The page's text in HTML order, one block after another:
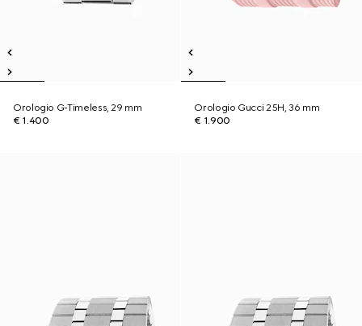
Orologio G-Timeless, 29 mm
€ 1.400
Orologio Gucci 25H, 36 mm
€ 1.900